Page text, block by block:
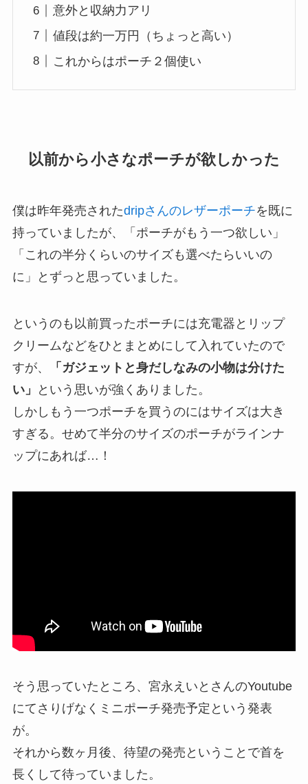
意外と収納力アリ
値段は約一万円（ちょっと高い）
これからはポーチ２個使い
以前から小さなポーチが欲しかった
僕は昨年発売されたdripさんのレザーポーチを既に
持っていましたが、「ポーチがもう一つ欲しい」
「これの半分くらいのサイズも選べたらいいの
に」とずっと思っていました。
というのも以前買ったポーチには充電器とリップ
クリームなどをひとまとめにして入れていたので
すが、
「ガジェットと身だしなみの小物は分けた
い」
という思いが強くありました。
しかしもう一つポーチを買うのにはサイズは大き
すぎる。せめて半分のサイズのポーチがラインナ
ップにあれば…！
そう思っていたところ、宮永えいとさんのYoutube
にてさりげなくミニポーチ発売予定という発表
が。
それから数ヶ月後、待望の発売ということで首を
長くして待っていました。